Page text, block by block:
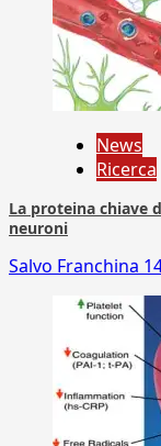
News
Ricerca
La proteina chiave
neuroni
Salvo Franchina